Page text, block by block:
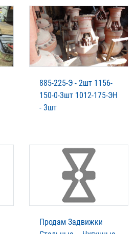
885-225-Э - 2шт 1156-
150-0-3шт 1012-175-ЭН
- 3шт
Продам Задвижки